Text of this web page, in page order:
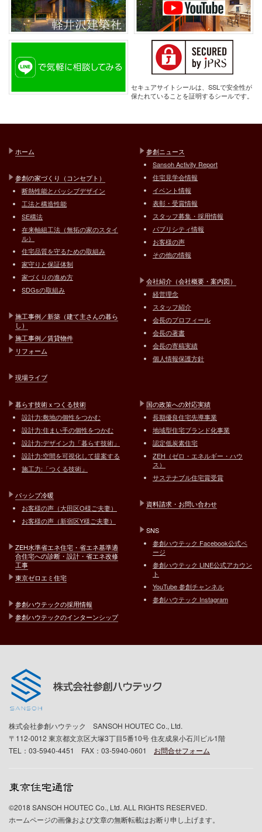
セキュアサイトシールは、SSLで安全性が
保たれていることを証明するシールです。
ホーム
参創の家づくり（コンセプト）
断熱性能とパッシブデザイン
工法と構造性能
SE構法
在来軸組工法（無拓の家のスタイ
ル）
住宅品質を守るための取組み
家守りと保証体制
家づくりの進め方
SDGsの取組み
施工事例／新築（建て主さんの暮ら
し）
施工事例／賃貸物件
リフォーム
現場ライブ
参創ニュース
Sansoh Activity Report
住宅見学会情報
イベント情報
表彰・受賞情報
スタッフ募集・採用情報
パブリシティ情報
お客様の声
その他の情報
会社紹介（会社概要・案内図）
経営理念
スタッフ紹介
会長のプロフィール
会長の著書
会長の寄稿実績
個人情報保護方針
暮らす技術ｘつくる技術
設計力:敷地の個性をつかむ
設計力:住まい手の個性をつかむ
設計力:デザイン力「暮らす技術」
設計力:空間を可視化して提案する
施工力:「つくる技術」
パッシブ冷暖
お客様の声（大田区O様ご夫妻）
お客様の声（新宿区Y様ご夫妻）
ZEH水準省エネ住宅・省エネ基準適
合住宅への診断・設計・省エネ改修
工事
東京ゼロエミ住宅
参創ハウテックの採用情報
参創ハウテックのインターンシップ
国の政策への対応実績
長期優良住宅先導事業
地域型住宅ブランド化事業
認定低炭素住宅
ZEH（ゼロ・エネルギー・ハウ
ス）
サステナブル住宅賞受賞
資料請求・お問い合わせ
SNS
参創ハウテック Facebook公式ペ
ージ
参創ハウテック LINE公式アカウン
ト
YouTube 参創チャンネル
参創ハウテック Instagram
株式会社参創ハウテック SANSOH HOUTEC Co., Ltd.
〒112-0012 東京都文京区大塚3丁目5番10号 住友成泉小石川ビル1階
TEL：03-5940-4451 FAX：03-5940-0601 お問合せフォーム
©2018 SANSOH HOUTEC Co., Ltd. ALL RIGHTS RESERVED.
ホームページの画像および文章の無断転載はお断り申し上げます。